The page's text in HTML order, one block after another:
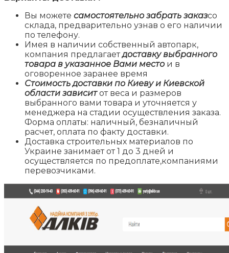
Вы можете самостоятельно забрать заказсо
склада, предварительно узнав о его наличии
по телефону.
Имея в наличии собственный автопарк,
компания предлагаетдоставку выбранного
товара в указанное Вами место и в
оговоренное заранее время
Стоимость доставки по Киеву и Киевской
области зависитот веса и размеров
выбранного вами товара и уточняется у
менеджера на стадии осуществления заказа.
Форма оплаты: наличный, безналичный
расчет, оплата по факту доставки.
Доставка строительных материалов по
Украине занимает от 1 до 3 дней и
осуществляется по предоплате,компаниями
перевозчиками.